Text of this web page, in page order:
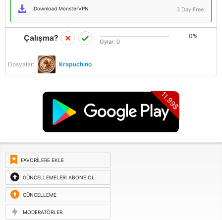
Download MonsterVPN 3 Day Free
Dosyalar: Krapuchino
Çalışma? 0%
Oylar: 0
11.99$
FAVORILERE EKLE
GÜNCELLEMELERI ABONE OL
GÜNCELLEME
ISTEĞI
MODERATÖRLER